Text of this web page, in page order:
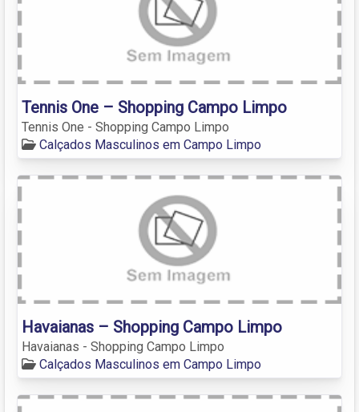
Tennis One – Shopping Campo Limpo
Tennis One - Shopping Campo Limpo
Calçados Masculinos em Campo Limpo
Havaianas – Shopping Campo Limpo
Havaianas - Shopping Campo Limpo
Calçados Masculinos em Campo Limpo